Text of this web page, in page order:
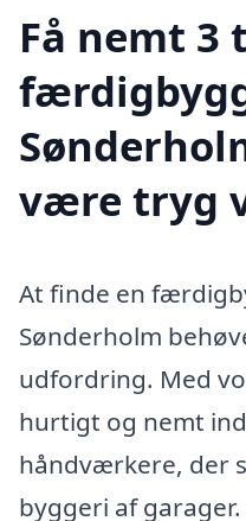
Få nemt 3
være tryg
At finde en
Sønderholm
udfordring. Med
hurtigt og nemt
håndværkere, der
byggeri af